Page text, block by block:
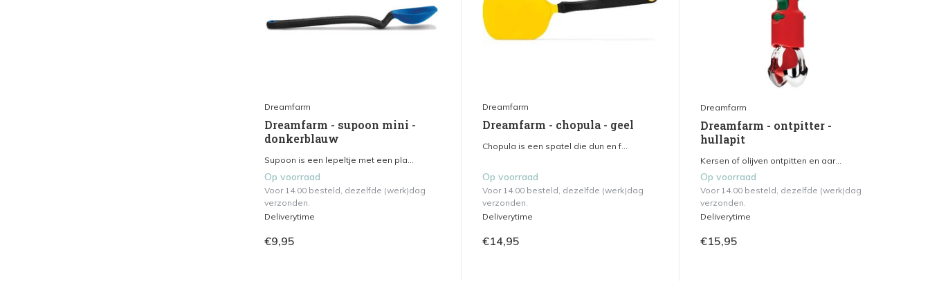
Dreamfarm
Dreamfarm - supoon mini -
donkerblauw
Supoon is een lepeltje met een pla...
Op voorraad
Voor 14.00 besteld, dezelfde (werk)dag
verzonden.
Deliverytime
€9,95
Dreamfarm
Dreamfarm - chopula - geel
Chopula is een spatel die dun en f...
Op voorraad
Voor 14.00 besteld, dezelfde (werk)dag
verzonden.
Deliverytime
€14,95
Dreamfarm
Dreamfarm - ontpitter -
hullapit
Kersen of olijven ontpitten en aar...
Op voorraad
Voor 14.00 besteld, dezelfde (werk)dag
verzonden.
Deliverytime
€15,95